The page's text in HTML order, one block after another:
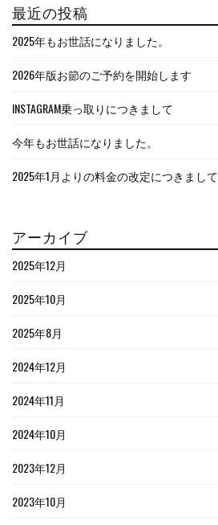
最近の投稿
2025年もお世話になりました。
2026年版お節のご予約を開始します
INSTAGRAM乗っ取りにつきまして
今年もお世話になりました。
2025年1月よりの料金の改定につきまして
アーカイブ
2025年12月
2025年10月
2025年8月
2024年12月
2024年11月
2024年10月
2023年12月
2023年10月